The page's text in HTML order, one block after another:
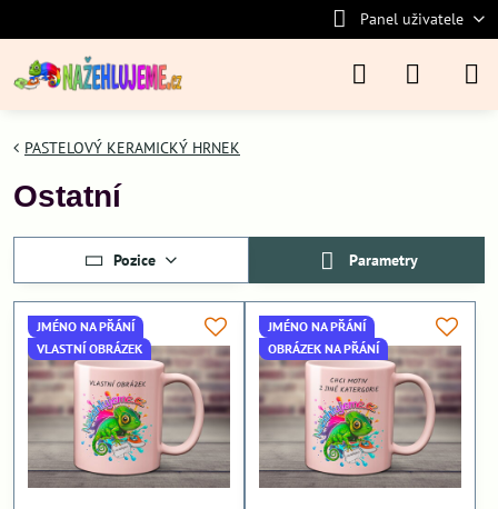
Panel uživatele
PASTELOVÝ KERAMICKÝ HRNEK
Ostatní
Pozice Parametry
JMÉNO NA PŘÁNÍ
VLASTNÍ OBRÁZEK
JMÉNO NA PŘÁNÍ
OBRÁZEK NA PŘÁNÍ